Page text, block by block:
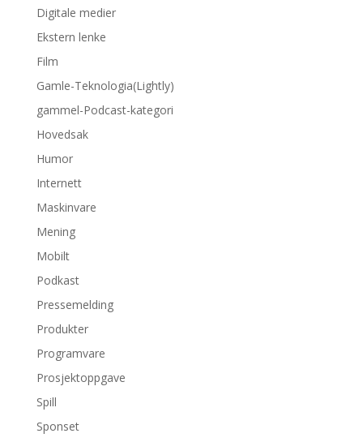
Digitale medier
Ekstern lenke
Film
Gamle-Teknologia(Lightly)
gammel-Podcast-kategori
Hovedsak
Humor
Internett
Maskinvare
Mening
Mobilt
Podkast
Pressemelding
Produkter
Programvare
Prosjektoppgave
Spill
Sponset